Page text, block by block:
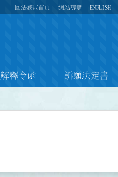
回法務局首頁 網站導覽 ENGLISH
解釋令函 訴願決定書